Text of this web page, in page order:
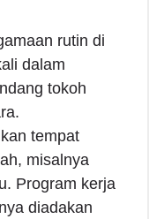
rutin di
dalam
tokoh
tempat
misalnya
Program kerja
diadakan